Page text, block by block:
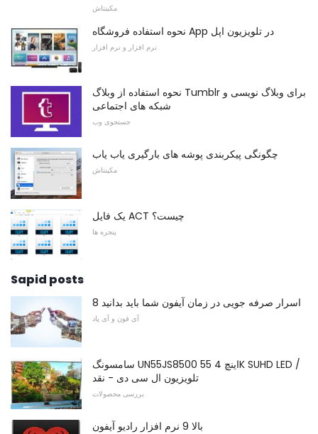
مکینتاش
نحوه استفاده فروشگاه App در تلویزیون اپل
نرم افزار و نرم افزار
نحوه استفاده از وبلاگ Tumblr برای وبلاگ نویسی و
شبکه های اجتماعی
جستجوی وب
چگونگی پیکربندی پوشه های بارگیری یاب یاب
مکینتاش
یک فایل ACT چیست؟
پنجره ها
Sapid posts
8 اسرار صرفه جویی در زمان آیفون شما باید بدانید
آی فون و آی پاد
سامسونگ UN55JS8500 55 اینچ 4K SUHD LED /
تلویزیون ال سی دی - نقد
بررسی محصولات
بالا 9 نرم افزار رادیو آیفون